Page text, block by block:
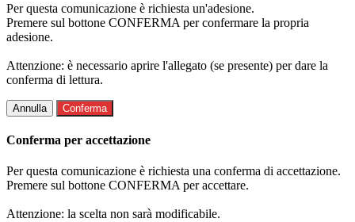
Per questa comunicazione è richiesta un'adesione.
Premere sul bottone CONFERMA per confermare la propria
adesione.
Attenzione: è necessario aprire l'allegato (se presente) per dare la
conferma di lettura.
Annulla Conferma
Conferma per accettazione
Per questa comunicazione è richiesta una conferma di accettazione.
Premere sul bottone CONFERMA per accettare.
Attenzione: la scelta non sarà modificabile.